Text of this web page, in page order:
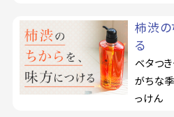
柿渋の
る
ベタつ
がちな
っけん